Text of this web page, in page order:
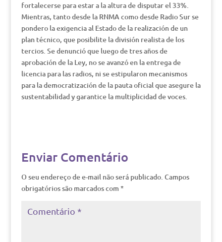
fortalecerse para estar a la altura de disputar el 33%.
Mientras, tanto desde la RNMA como desde Radio Sur se
pondero la exigencia al Estado de la realización de un
plan técnico, que posibilite la división realista de los
tercios. Se denunció que luego de tres años de
aprobación de la Ley, no se avanzó en la entrega de
licencia para las radios, ni se estipularon mecanismos
para la democratización de la pauta oficial que asegure la
sustentabilidad y garantice la multiplicidad de voces.
Enviar Comentário
O seu endereço de e-mail não será publicado. Campos
obrigatórios são marcados com *